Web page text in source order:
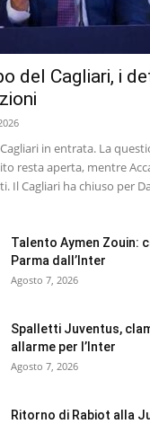
del Cagliari, i
in entrata. La
resta aperta, mentre
Il Cagliari ha chiuso per
Talento Aymen Zouin:
Parma dall’Inter
Agosto 7, 2026
Spalletti Juventus,
allarme per l’Inter
Agosto 7, 2026
Ritorno di Rabiot alla